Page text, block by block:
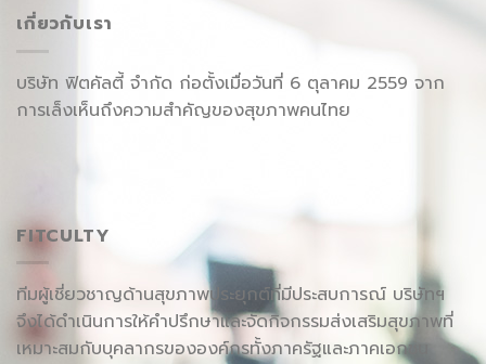
เกี่ยวกับเรา
บริษัท ฟิตคัลตี้ จำกัด ก่อตั้งเมื่อวันที่ 6 ตุลาคม 2559 จาก
การเล็งเห็นถึงความสำคัญของสุขภาพคนไทย
FITCULTY
ทีมผู้เชี่ยวชาญด้านสุขภาพประยุกต์ที่มีประสบการณ์ บริษัทฯ
จึงได้ดำเนินการให้คำปรึกษาและจัดกิจกรรมส่งเสริมสุขภาพที่
เหมาะสมกับบุคลากรขององค์กรทั้งภาครัฐและภาคเอกชน